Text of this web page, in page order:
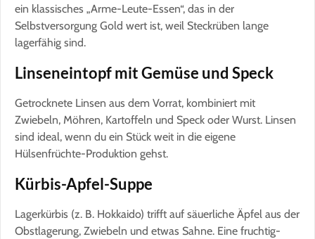
ein klassisches „Arme-Leute-Essen“, das in der
Selbstversorgung Gold wert ist, weil Steckrüben lange
lagerfähig sind.
Linseneintopf mit Gemüse und Speck
Getrocknete Linsen aus dem Vorrat, kombiniert mit
Zwiebeln, Möhren, Kartoffeln und Speck oder Wurst. Linsen
sind ideal, wenn du ein Stück weit in die eigene
Hülsenfrücht­e-Produktion gehst.
Kürbis-Apfel-Suppe
Lagerkürbis (z. B. Hokkaido) trifft auf säuerliche Äpfel aus der
Obstlagerung, Zwiebeln und etwas Sahne. Eine fruchtig-